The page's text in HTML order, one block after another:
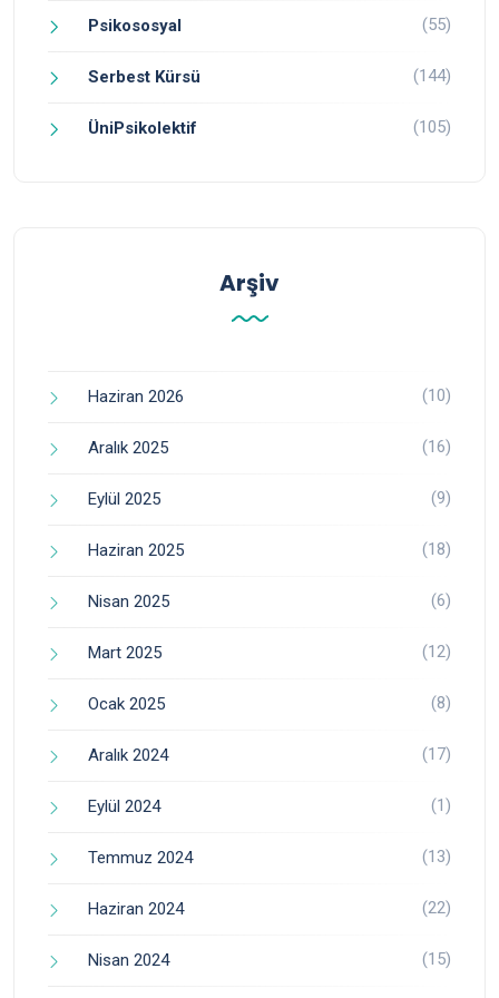
Psikososyal (55)
Serbest Kürsü (144)
ÜniPsikolektif (105)
Arşiv
Haziran 2026 (10)
Aralık 2025 (16)
Eylül 2025 (9)
Haziran 2025 (18)
Nisan 2025 (6)
Mart 2025 (12)
Ocak 2025 (8)
Aralık 2024 (17)
Eylül 2024 (1)
Temmuz 2024 (13)
Haziran 2024 (22)
Nisan 2024 (15)